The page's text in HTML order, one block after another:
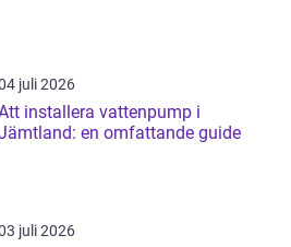
juli 2026
installera vattenpump i
en omfattande guide
juli 2026